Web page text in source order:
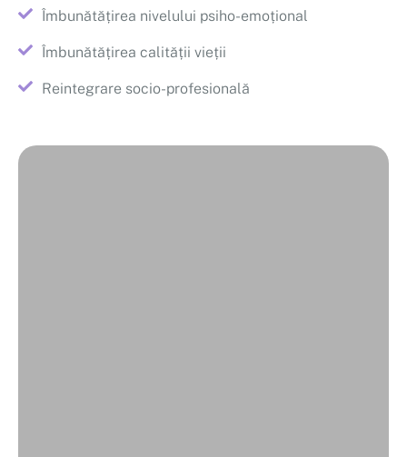
Îmbunătățirea nivelului psiho-emoțional
Îmbunătățirea calității vieții
Reintegrare socio-profesională